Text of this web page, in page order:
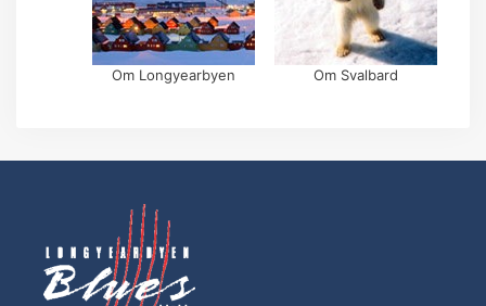
Om Svalbard
Om Longyearbyen